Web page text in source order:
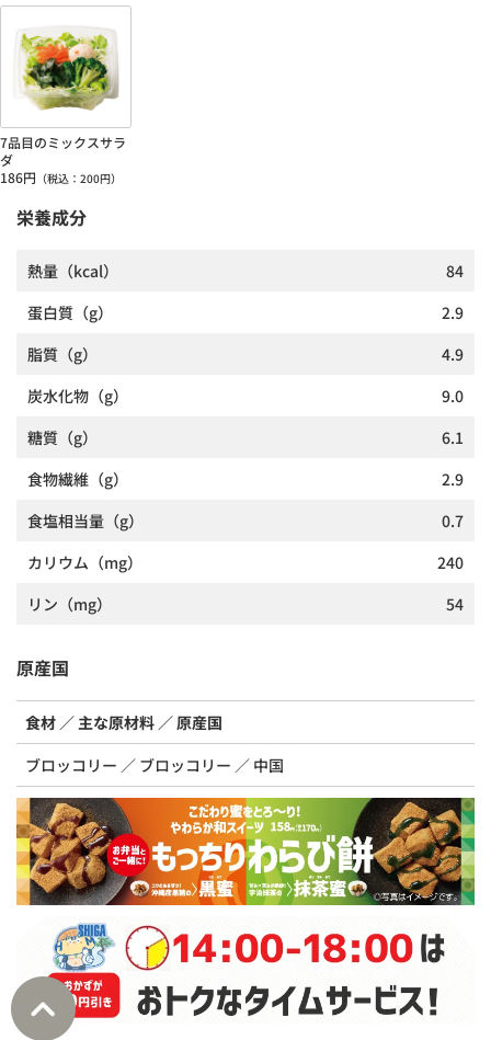
7品目のミックスサラ
ダ
186円 （税込： 200円）
栄養成分
熱量 （kcal）
84
蛋白質 （g）
2.9
脂質 （g）
4.9
炭水化物 （g）
9.0
糖質 （g）
6.1
食物繊維 （g）
2.9
食塩相当量 （g）
0.7
カリウム （mg）
240
リン （mg） 54
原産国
食材 主な原材料
原産国
ブロッコリー
ブロッコリー 中国